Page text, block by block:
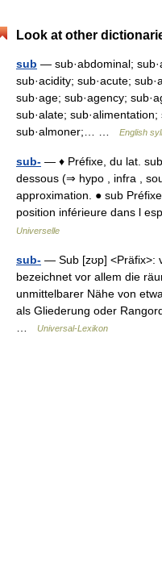
Look at other
sub — sub·abdominal;
sub·acidity; sub·acute;
sub·age; sub·agency;
sub·alate;
sub·almoner;… …
English
sub- — ♦ Préfixe, du lat.
dessous (⇒ hypo , infra ,
approximation. ● sub
position inférieure dans l
Universelle
sub- — Sub [zʊp] <Präfix>:
bezeichnet vor allem die
unmittelbarer Nähe von
als Gliederung oder
Universal-Lexikon